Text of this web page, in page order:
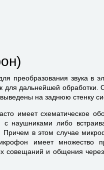
преобразования звука в
для дальнейшей
на заднюю стенку
имеет схематическое
с наушниками либо
в этом случае
имеет множество
совещаний и общения